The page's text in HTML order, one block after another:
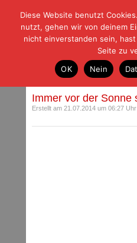
| | |BLOG-GFußball
HOME|REGELN|
Beiträge mit
Immer vor der Sonne
Erstellt am 21.07.2014 um 06:27 Uhr
Diese Website benutzt
nutzt, gehen wir von deinem
nicht einverstanden sein,
Seite zu
OK
Nein